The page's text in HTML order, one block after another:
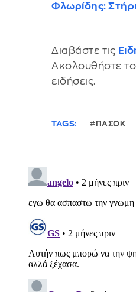
Φλωρίδης:
Διαβάστε τις
Ακολουθήστε το
ειδήσεις.
TAGS: ΠΑΣΟΚ